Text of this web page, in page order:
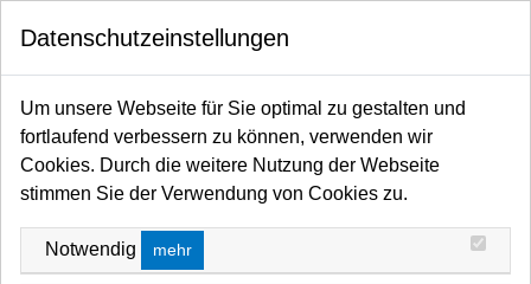
Startseite
Switch / Relais-Systeme
Zero88 Dimmer
Zero88 Chilli Zubehör
ZERO88 CHILLI ZUBEHÖR
Keine Ergebnisse
Datenschutzeinstellungen
Um unsere Webseite für Sie optimal zu gestalten und
fortlaufend verbessern zu können, verwenden wir
Cookies. Durch die weitere Nutzung der Webseite
stimmen Sie der Verwendung von Cookies zu.
Notwendig mehr